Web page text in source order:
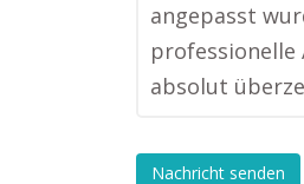
angepasst
absolut
Nachricht senden